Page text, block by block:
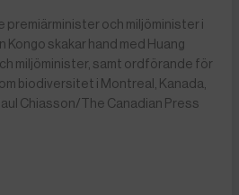
premiärminister och miljöminister i
Kongo skakar hand med Huang
miljöminister, samt ordförande för
biodiversitet i Montreal, Kanada,
Chiasson/The Canadian Press